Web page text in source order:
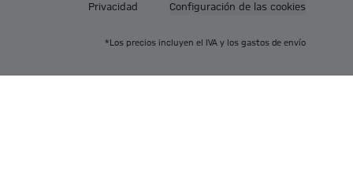
Privacidad Configuración de las cookies
*Los precios incluyen el IVA y los gastos de envío